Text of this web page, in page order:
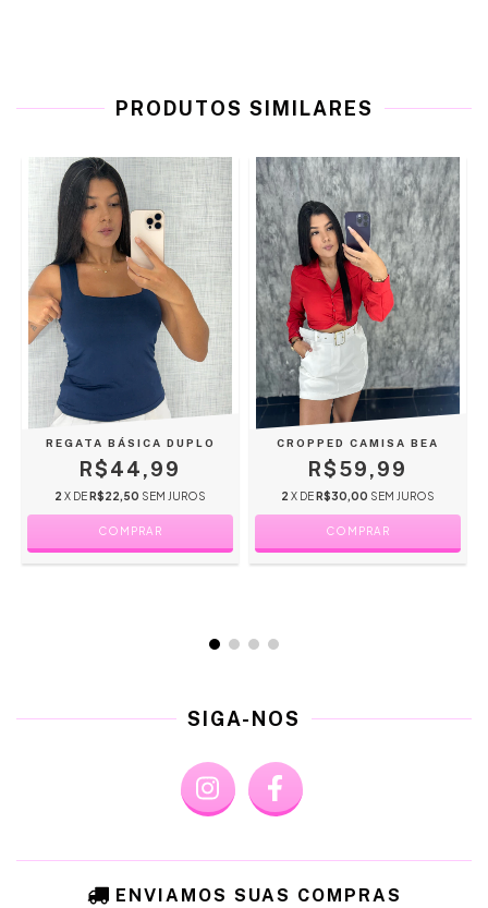
PRODUTOS SIMILARES
REGATA BÁSICA DUPLO
R$44,99
2 X DER$22,50 SEM JUROS
COMPRAR
CROPPED CAMISA BEA
R$59,99
2 X DER$30,00 SEM JUROS
COMPRAR
SIGA-NOS
ENVIAMOS SUAS COMPRAS